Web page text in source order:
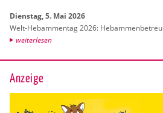
Diens­tag, 5. Mai 2026
Welt-Heb­am­men­tag 2026:
wei­ter­le­sen
Anzeige